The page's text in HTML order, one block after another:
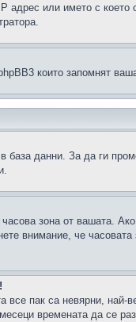
или името с което
които запомнят
база данни. За да ги
зона от вашата.
че часовата
все пак са невярни,
времената да се